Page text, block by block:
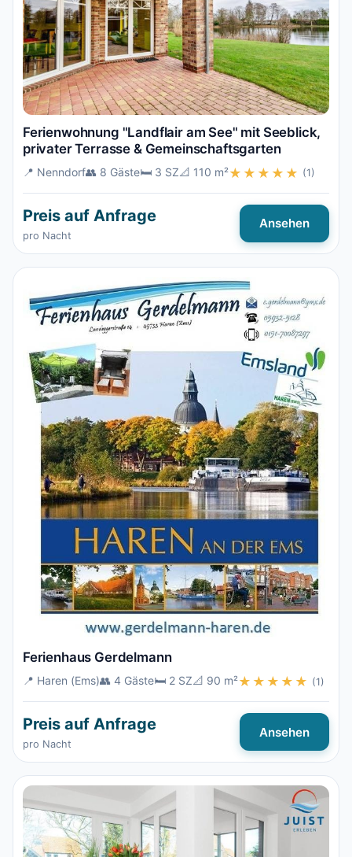
Ferienwohnung "Landflair am See" mit Seeblick,
privater Terrasse & Gemeinschaftsgarten
📍 Nenndorf👥 8 Gäste🛏️ 3 SZ📐 110 m²★★★★★ (1)
Preis auf Anfrage
pro Nacht
Ansehen
Ferienhaus Gerdelmann
📍 Haren (Ems)👥 4 Gäste🛏️ 2 SZ📐 90 m²★★★★★ (1)
Preis auf Anfrage
pro Nacht
Ansehen